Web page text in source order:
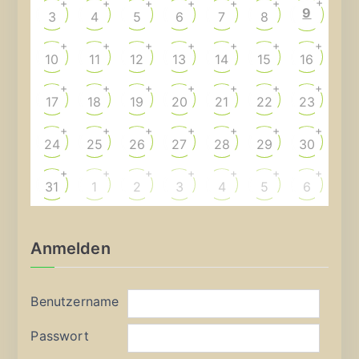
3
+
4
+
5
+
6
+
7
+
8
+
9
10
+
11
+
12
+
13
+
14
+
15
+
16
+
17
+
18
+
19
+
20
+
21
+
22
+
23
+
24
+
25
+
26
+
27
+
28
+
29
+
30
+
31
+
1
+
2
+
3
+
4
+
5
+
6
+
Anmelden
Benutzername
Passwort